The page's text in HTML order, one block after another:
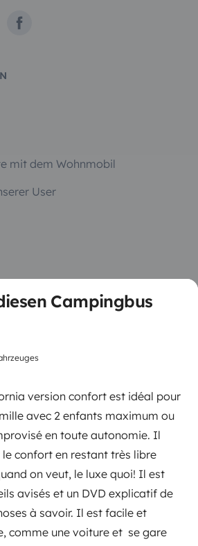
Campingbus
version confort est idéal pour
avec 2 enfants maximum ou
en toute autonomie. Il
confort en restant très libre
on veut, le luxe quoi! Il est
avisés et un DVD explicatif de
à savoir. Il est facile et
comme une voiture et se gare
Facebook
mit dem Wohnmobil
User
Ratenzahlung